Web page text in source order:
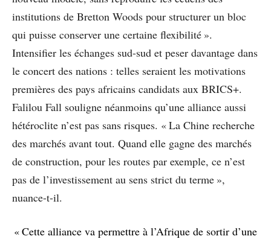
institutions de Bretton Woods pour structurer un bloc
qui puisse conserver une certaine flexibilité ».
Intensifier les échanges sud-sud et peser davantage dans
le concert des nations : telles seraient les motivations
premières des pays africains candidats aux BRICS+.
Falilou Fall souligne néanmoins qu’une alliance aussi
hétéroclite n’est pas sans risques. « La Chine recherche
des marchés avant tout. Quand elle gagne des marchés
de construction, pour les routes par exemple, ce n’est
pas de l’investissement au sens strict du terme »,
nuance-t-il.
« Cette alliance va permettre à l’Afrique de sortir d’une